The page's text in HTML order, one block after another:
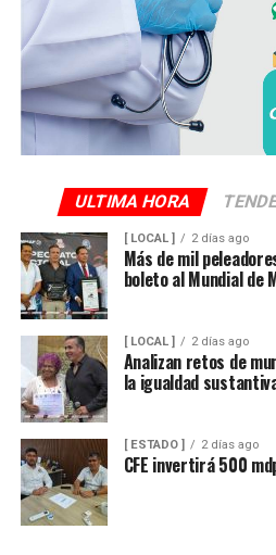
ULTIMA HORA
[ LOCAL ] 2 días ago
Más de mil
boleto al Mundial de
[ LOCAL ] 2 días ago
Analizan retos de
la igualdad
[ ESTADO ] 2 días ago
CFE invertirá 500